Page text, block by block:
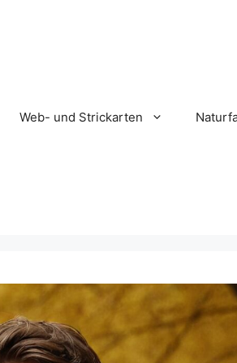
Web- und Strickarten